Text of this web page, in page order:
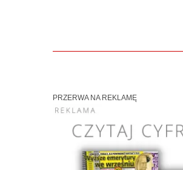
PRZERWA NA REKLAMĘ